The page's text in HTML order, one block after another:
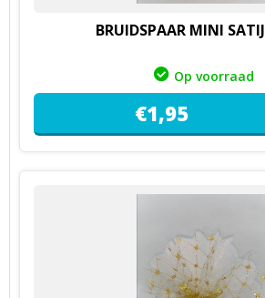
BRUIDSPAAR MINI
Op voorraad
€1,95